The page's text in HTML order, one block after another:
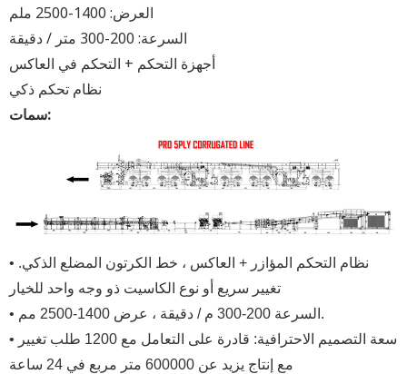
العرض: 1400-2500 ملم
السرعة: 200-300 متر / دقيقة
أجهزة التحكم + التحكم في العاكس
نظام تحكم ذكي
سمات:
• نظام التحكم المؤازر + العاكس ، خط الكرتون المضلع الذكي.
تغيير سريع أو نوع الكاسيت ذو وجه واحد للخيار
• السرعة 200-300 م / دقيقة ، عرض 1400-2500 مم.
• سعة التصميم الاحترافية: قادرة على التعامل مع 1200 طلب تغيير
مع إنتاج يزيد عن 600000 متر مربع في 24 ساعة